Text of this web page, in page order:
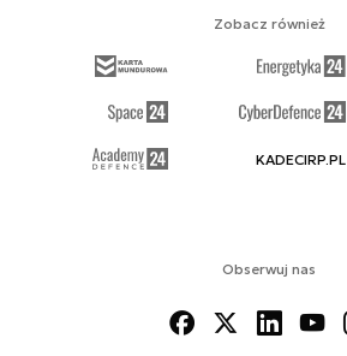
Obserwuj nas
Zobacz również
KADECIRP.PL